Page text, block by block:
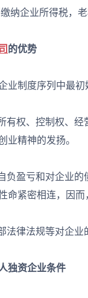
纳企业所得税，
的优势
制度序列中最初
权、控制权、经营
业精神的发扬。
盈亏和对企业的
命紧密相连，因而
律法规等对企业的
独资企业条件